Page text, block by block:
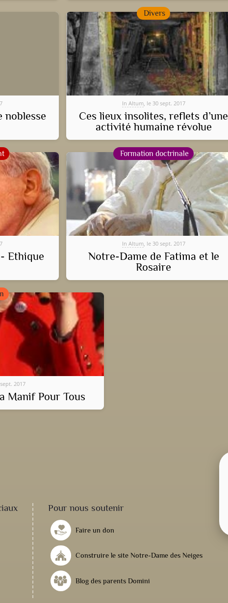
noblesse
Divers
In Altum, le 30 sept. 2017
Ces lieux insolites, reflets d’une
activité humaine révolue
Ethique
Formation doctrinale
In Altum, le 30 sept. 2017
Notre-Dame de Fatima et le
Rosaire
2017
Manif Pour Tous
Pour nous soutenir
Faire un don
Construire le site Notre-Dame des Neiges
Blog des parents Domini